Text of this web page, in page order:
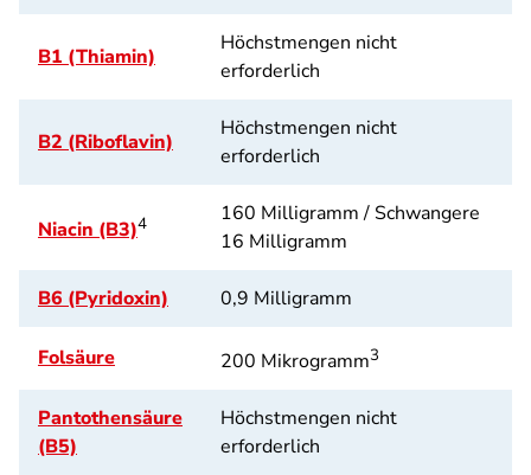
B1 (Thiamin)
Höchstmengen nicht
erforderlich
B2 (Riboflavin)
Höchstmengen nicht
erforderlich
Niacin (B3)4
160 Milligramm / Schwangere
16 Milligramm
B6 (Pyridoxin) 0,9 Milligramm
Folsäure 200 Mikrogramm3
Pantothensäure
(B5)
Höchstmengen nicht
erforderlich